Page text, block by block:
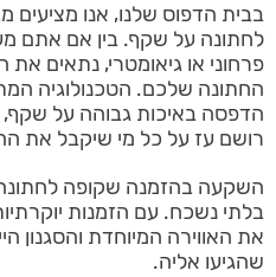
בבית הדפוס שלנו, אנו מציעים
לחתונה על שקף. בין אם אתם
פרחוני או גיאומטרי, נתאים
החתונה שלכם. הטכנולוגיה
הדפסה באיכות גבוהה על
רושם עז על כל מי שיקבל את
השקעה בהזמנה שקופה
בלתי נשכח. עם הזמנות
את האווירה המיוחדת והסגנון
שהגיעו אליה.